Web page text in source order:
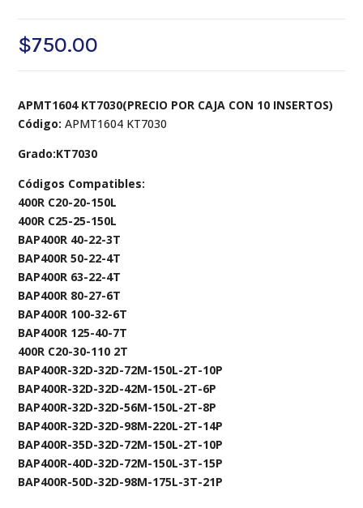
$750.00
APMT1604 KT7030(PRECIO POR CAJA CON 10 INSERTOS)
Código: APMT1604 KT7030
Grado:KT7030
Códigos Compatibles:
400R C20-20-150L
400R C25-25-150L
BAP400R 40-22-3T
BAP400R 50-22-4T
BAP400R 63-22-4T
BAP400R 80-27-6T
BAP400R 100-32-6T
BAP400R 125-40-7T
400R C20-30-110 2T
BAP400R-32D-32D-72M-150L-2T-10P
BAP400R-32D-32D-42M-150L-2T-6P
BAP400R-32D-32D-56M-150L-2T-8P
BAP400R-32D-32D-98M-220L-2T-14P
BAP400R-35D-32D-72M-150L-2T-10P
BAP400R-40D-32D-72M-150L-3T-15P
BAP400R-50D-32D-98M-175L-3T-21P